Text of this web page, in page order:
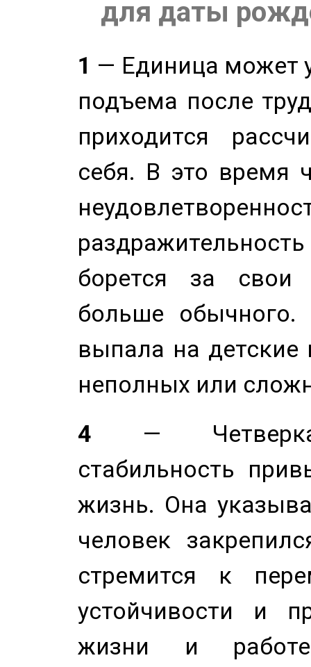
для даты
1 — Единица может
подъема после
приходится
себя. В это время
борется за свои
больше
выпала на детские
неполных или
4 — Четверка
стабильность
жизнь. Она
человек
стремится к
устойчивости и
жизни и